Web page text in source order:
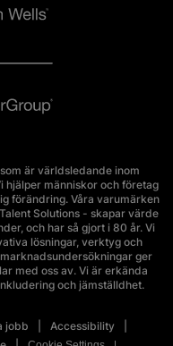
är världsledande inom
hjälper människor och företag
förändring. Våra varumärken
Solutions - skapar värde
och har så gjort i 80 år. Vi
lösningar, verktyg och
ger
med oss av. Vi är erkända
och jämställdhet.
jobb
Accessibility